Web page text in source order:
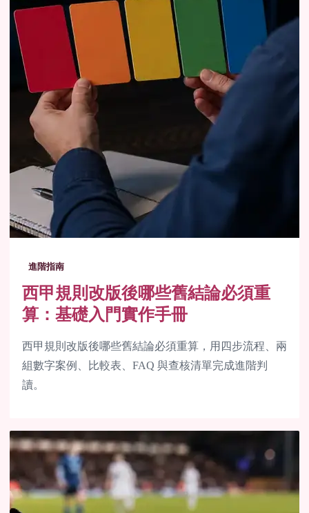
進階指南
西甲規則改版後哪些舊結論必須重
算：基礎入門實作手冊
西甲規則改版後哪些舊結論必須重算，用四步流程、兩
組數字案例、比較表、FAQ 與查核清單完成進階判
讀。